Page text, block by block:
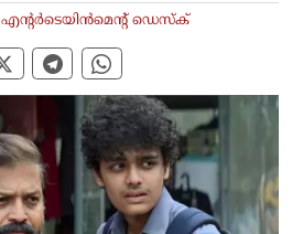
എന്റര്‍ടെയിന്‍മെന്റ് ഡെസ്‌ക്